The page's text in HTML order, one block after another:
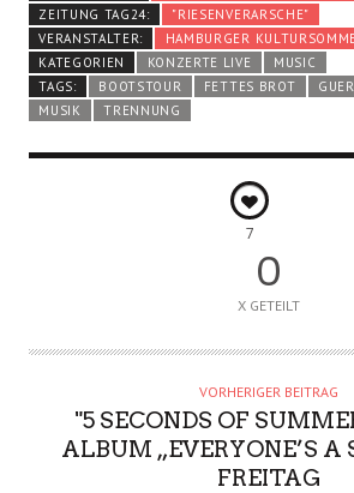
ZEITUNG TAG24:
"RIESENVERARSCHE"
VERANSTALTER:
HAMBURGER
KATEGORIEN
KONZERTE LIVE
MUSIC
TAGS:
BOOTSTOUR FETTES BROT
MUSIK
TRENNUNG
7
0
X GETEILT
VORHERIGER BEITRAG
"5 SECONDS OF
ALBUM „EVERYONE’S A
FREITAG